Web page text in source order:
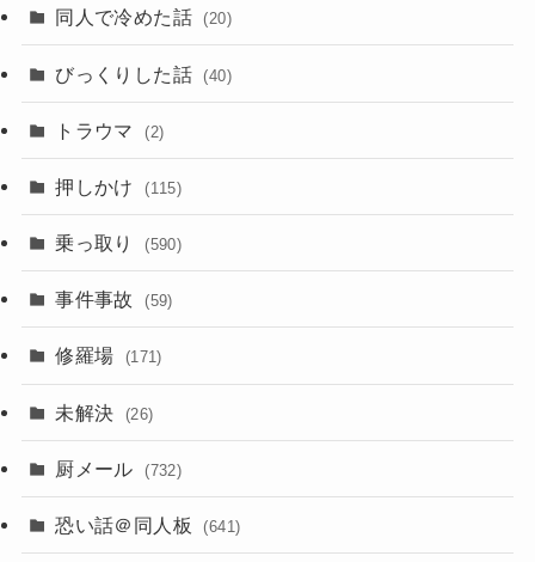
同人で冷めた話 (20)
びっくりした話 (40)
トラウマ (2)
押しかけ (115)
乗っ取り (590)
事件事故 (59)
修羅場 (171)
未解決 (26)
厨メール (732)
恐い話＠同人板 (641)